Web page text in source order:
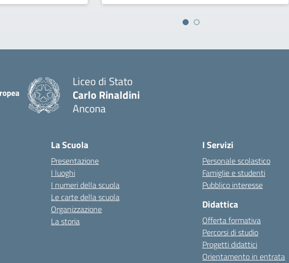
Liceo di Stato
Carlo Rinaldini
Ancona
La Scuola
Presentazione
I luoghi
I numeri della scuola
Le carte della scuola
Organizzazione
La storia
I Servizi
Personale scolastico
Famiglie e studenti
Pubblico interesse
Didattica
Offerta formativa
Percorsi di studio
Progetti didattici
Orientamento in entrata